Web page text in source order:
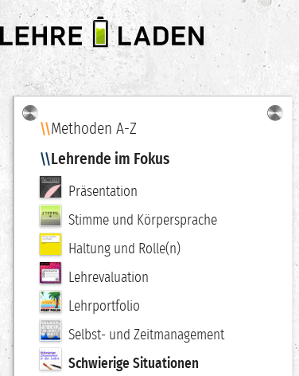
LEHRE
LADEN
Navigation
Methoden A-Z
Lehrende im Fokus
Präsentation
Stimme und Körpersprache
Haltung und Rolle(n)
Lehrevaluation
Lehrportfolio
Selbst- und Zeitmanagement
Schwierige Situationen